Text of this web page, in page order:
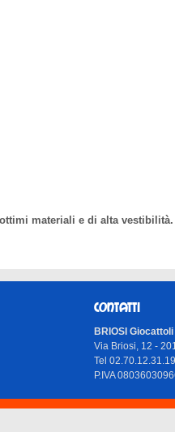
materiali e di alta vestibilità.
CONTATTI
BRIOSI
Via Briosi, 12 -
Tel 02.70.12.31.19
P.IVA